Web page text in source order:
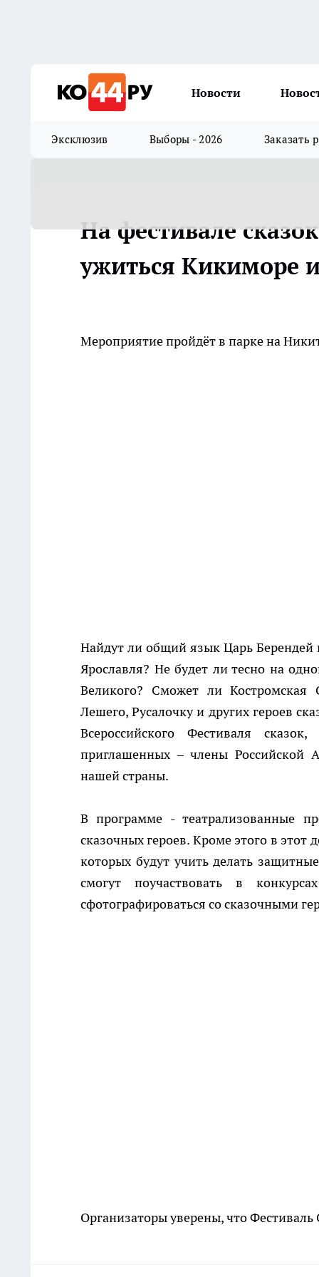
Новости
Эксклюзив Выборы - 2026 Заказать
На фестивале
ужиться Кикиморе
Мероприятие пройдёт в парке на
Найдут ли общий язык Царь Берендей
Ярославля? Не будет ли тесно на
Великого? Сможет ли
Лешего, Русалочку и других героев
Всероссийского Фестиваля
приглашенных – члены Российской
нашей страны.
В программе - театрализованные
сказочных героев. Кроме этого в этот
которых будут учить делать
смогут поучаствовать в
сфотографироваться со сказочными
Организаторы уверены, что